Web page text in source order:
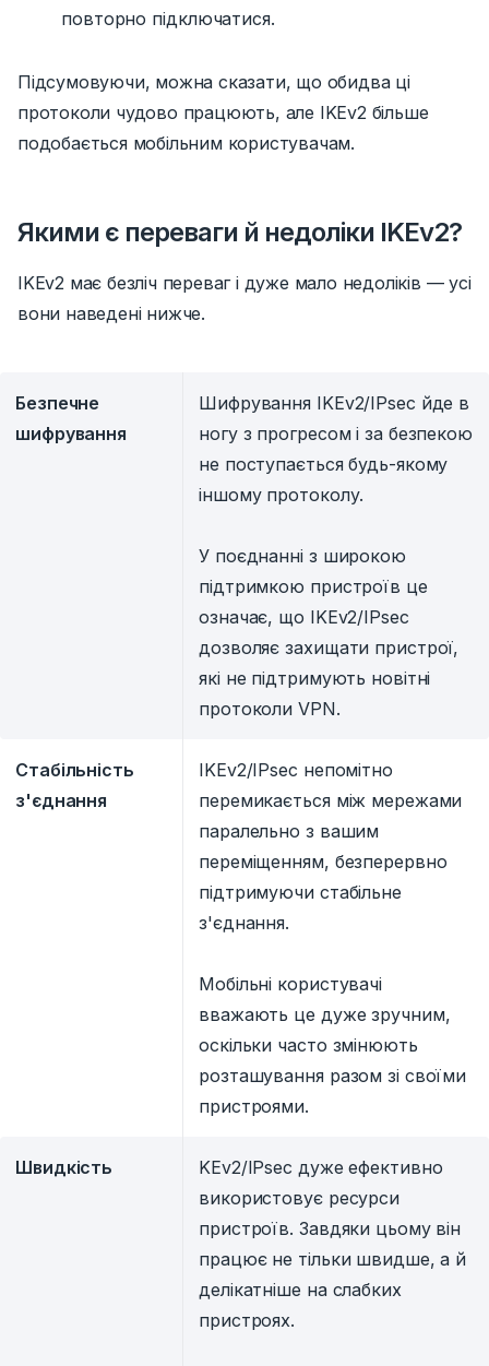
повторно підключатися.
Підсумовуючи, можна сказати, що обидва ці
протоколи чудово працюють, але IKEv2 більше
подобається мобільним користувачам.
Якими є переваги й недоліки IKEv2?
IKEv2 має безліч переваг і дуже мало недоліків — усі
вони наведені нижче.
Безпечне
шифрування
Шифрування IKEv2/IPsec йде в
ногу з прогресом і за безпекою
не поступається будь-якому
іншому протоколу.
У поєднанні з широкою
підтримкою пристроїв це
означає, що IKEv2/IPsec
дозволяє захищати пристрої,
які не підтримують новітні
протоколи VPN.
Стабільність
з'єднання
IKEv2/IPsec непомітно
перемикається між мережами
паралельно з вашим
переміщенням, безперервно
підтримуючи стабільне
з'єднання.
Мобільні користувачі
вважають це дуже зручним,
оскільки часто змінюють
розташування разом зі своїми
пристроями.
Швидкість
KEv2/IPsec дуже ефективно
використовує ресурси
пристроїв. Завдяки цьому він
працює не тільки швидше, а й
делікатніше на слабких
пристроях.